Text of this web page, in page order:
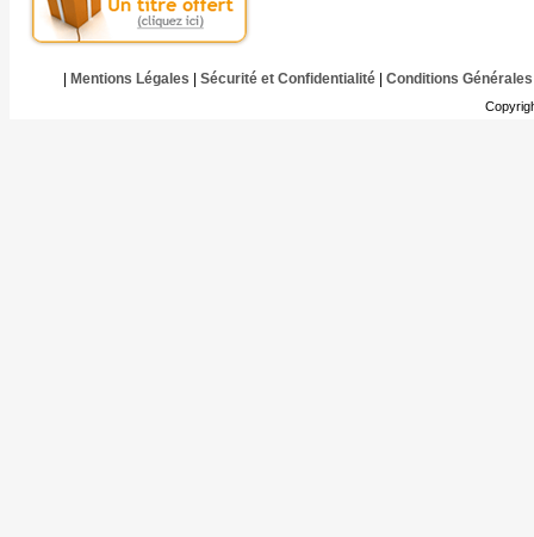
Mentions Légales Sécurité et Confidentialité| Conditions Générales